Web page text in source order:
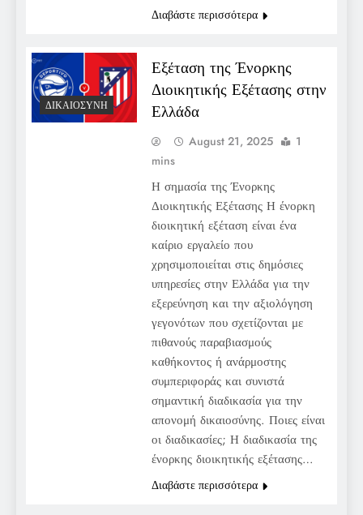
Διαβάστε περισσότερα
ΔΙΚΑΙΟΣΎΝΗ
Εξέταση της Ένορκης
Διοικητικής Εξέτασης στην
Ελλάδα
August 21, 2025
1
mins
Η σημασία της Ένορκης
Διοικητικής Εξέτασης Η ένορκη
διοικητική εξέταση είναι ένα
καίριο εργαλείο που
χρησιμοποιείται στις δημόσιες
υπηρεσίες στην Ελλάδα για την
εξερεύνηση και την αξιολόγηση
γεγονότων που σχετίζονται με
πιθανούς παραβιασμούς
καθήκοντος ή ανάρμοστης
συμπεριφοράς και συνιστά
σημαντική διαδικασία για την
απονομή δικαιοσύνης. Ποιες είναι
οι διαδικασίες; Η διαδικασία της
ένορκης διοικητικής εξέτασης…
Διαβάστε περισσότερα